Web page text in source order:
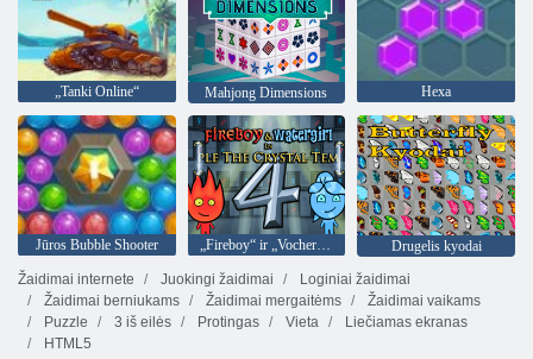
„Tanki Online“ Mahjong Dimensions Hexa
Jūros Bubble Shooter „Fireboy“ ir „Vochergirl 4“: „Crystal Temple“
Drugelis kyodai
Žaidimai internete
Juokingi žaidimai
Loginiai žaidimai
Žaidimai berniukams
Žaidimai mergaitėms
Žaidimai vaikams
Puzzle
3 iš eilės Protingas Vieta
Liečiamas ekranas
HTML5